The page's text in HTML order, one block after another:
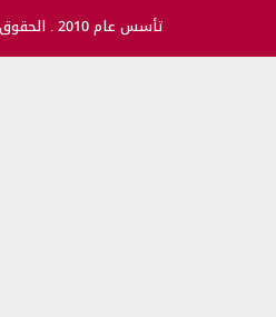
تأسس عام 2010 . الحقوق محفوظة © 2026